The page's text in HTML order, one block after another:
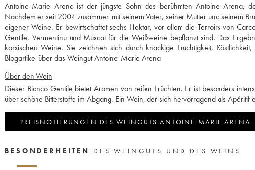
Antoine-Marie Arena ist der jüngste Sohn des berühmten Antoine Arena,
Nachdem er seit 2004 zusammen mit seinem Vater, seiner Mutter und seinem
eigener Weine. Er bewirtschaftet sechs Hektar, vor allem die Terroirs von
Gentile, Vermentinu und Muscat für die Weißweine bepflanzt sind. Das
korsischen Weine. Sie zeichnen sich durch knackige Fruchtigkeit,
Blogartikel über das Weingut Antoine-Marie Arena
Über den Wein
Dieser Bianco Gentile bietet Aromen von reifen Früchten. Er ist besonders
über schöne Bitterstoffe im Abgang. Ein Wein, der sich hervorragend als Apéritif
PREISNOTIERUNGEN DES WEINGUTS ANTOINE-MARIE ARENA
BESONDERHEITEN DES WEINGUTS UND DES WEINS